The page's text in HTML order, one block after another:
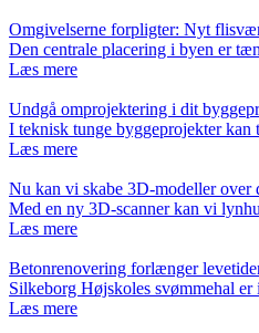
Omgivelserne forpligter: Nyt
Den centrale placering i byen er
Læs mere
Undgå omprojektering i dit
I teknisk tunge byggeprojekter
Læs mere
Nu kan vi skabe 3D-modeller over
Med en ny 3D-scanner kan vi
Læs mere
Betonrenovering forlænger
Silkeborg Højskoles svømmehal
Læs mere